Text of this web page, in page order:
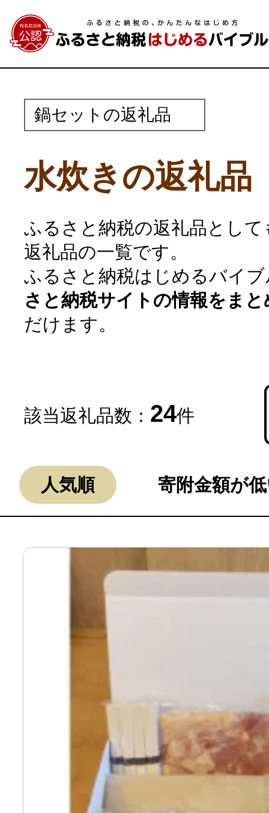
よく見られている返礼品
ふるさと納税徹底比較
寄付上限額シミュレーション
給与所得者版
副業・パラレルワーカー
個人事業主・フリーラン
個人事業・フリーランス
鍋セットの返礼品
水炊きの返礼品
ふるさと納税の返礼品とし
返礼品の一覧です。
ふるさと納税はじめるバイ
さと納税サイトの情報をまと
だけます。
該当返礼品数： 24件
人気順 寄附金額が